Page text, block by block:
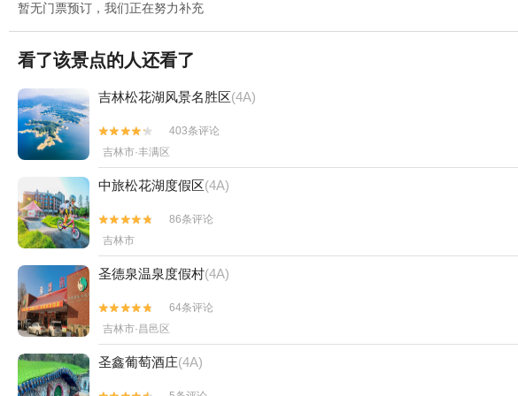
暂无门票预订，我们正在努力补充
看了该景点的人还看了
吉林松花湖风景名胜区(4A)


403条评论
吉林市·丰满区
中旅松花湖度假区(4A)


86条评论
吉林市
圣德泉温泉度假村(4A)


64条评论
吉林市·昌邑区
圣鑫葡萄酒庄(4A)